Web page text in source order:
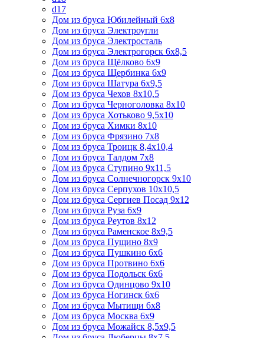
d17
Дом из бруса Юбилейный 6х8
Дом из бруса Электроугли
Дом из бруса Электросталь
Дом из бруса Электрогорск 6х8,5
Дом из бруса Щёлково 6х9
Дом из бруса Щербинка 6х9
Дом из бруса Шатура 6х9,5
Дом из бруса Чехов 8х10,5
Дом из бруса Черноголовка 8х10
Дом из бруса Хотьково 9,5х10
Дом из бруса Химки 8х10
Дом из бруса Фрязино 7х8
Дом из бруса Троицк 8,4х10,4
Дом из бруса Талдом 7х8
Дом из бруса Ступино 9х11,5
Дом из бруса Солнечногорск 9х10
Дом из бруса Серпухов 10х10,5
Дом из бруса Сергиев Посад 9х12
Дом из бруса Руза 6х9
Дом из бруса Реутов 8х12
Дом из бруса Раменское 8х9,5
Дом из бруса Пущино 8х9
Дом из бруса Пушкино 6х6
Дом из бруса Протвино 6х6
Дом из бруса Подольск 6х6
Дом из бруса Одинцово 9х10
Дом из бруса Ногинск 6х6
Дом из бруса Мытищи 6х8
Дом из бруса Москва 6х9
Дом из бруса Можайск 8,5х9,5